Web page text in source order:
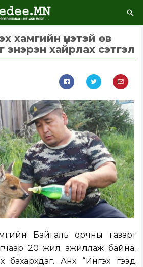
хамгийн үнэтэй өв
энэрэн хайрлах сэтгэл
Байгаль орчны газарт
20 жил ажиллаж байна.
Анх “Ингэх гээд